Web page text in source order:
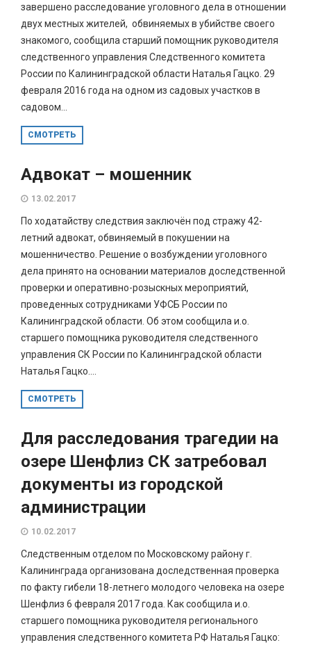
завершено расследование уголовного дела в отношении
двух местных жителей, обвиняемых в убийстве своего
знакомого, сообщила старший помощник руководителя
следственного управления Следственного комитета
России по Калининградской области Наталья Гацко. 29
февраля 2016 года на одном из садовых участков в
садовом...
СМОТРЕТЬ
Адвокат – мошенник
13.02.2017
По ходатайству следствия заключён под стражу 42-
летний адвокат, обвиняемый в покушении на
мошенничество. Решение о возбуждении уголовного
дела принято на основании материалов доследственной
проверки и оперативно-розыскных мероприятий,
проведенных сотрудниками УФСБ России по
Калининградской области. Об этом сообщила и.о.
старшего помощника руководителя следственного
управления СК России по Калининградской области
Наталья Гацко....
СМОТРЕТЬ
Для расследования трагедии на
озере Шенфлиз СК затребовал
документы из городской
администрации
10.02.2017
Следственным отделом по Московскому району г.
Калининграда организована доследственная проверка
по факту гибели 18-летнего молодого человека на озере
Шенфлиз 6 февраля 2017 года. Как сообщила и.о.
старшего помощника руководителя регионального
управления следственного комитета РФ Наталья Гацко: